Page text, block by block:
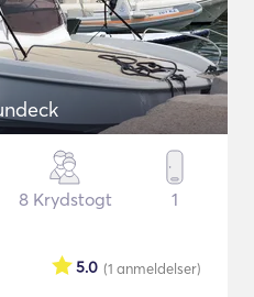
8 Krydstogt 1
(1 anmeldelser)
5.0